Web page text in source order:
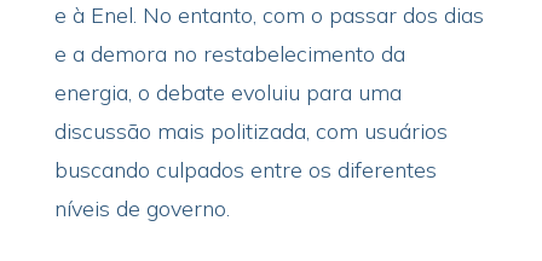
e à Enel. No entanto, com o passar dos dias
e a demora no restabelecimento da
energia, o debate evoluiu para uma
discussão mais politizada, com usuários
buscando culpados entre os diferentes
níveis de governo.